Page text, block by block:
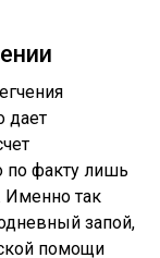
дает
по факту лишь
Именно так
запой,
помощи